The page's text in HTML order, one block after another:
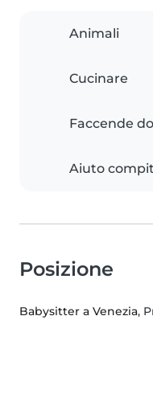
Animali
Cucinare
Faccende
Aiuto
Posizione
Babysitter a Venezia,